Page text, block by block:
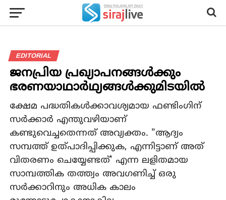
EDITORIAL
ജനപ്രിയ പ്രഖ്യാപനങ്ങള്‍ക്കും
ഭരണയാഥാര്‍ഥ്യങ്ങൾക്കുമിടയില്‍
ക്ഷേമ പദ്ധതികള്‍ക്കാവശ്യമായ ഫണ്ടിംഗിന്
സര്‍ക്കാര്‍ എന്തുവഴിയാണ്
കണ്ടുവെച്ചതെന്നത് അവ്യക്തം. "ആദ്യം
സമ്പത്ത് ഉത്പാദിപ്പിക്കുക, എന്നിട്ടാണ് അത്
വിതരണം ചെയ്യേണ്ടത്' എന്ന ലളിതമായ
സാമ്പത്തിക തത്ത്വം അവഗണിച്ച് ഒരു
സര്‍ക്കാറിനും അധിക കാലം